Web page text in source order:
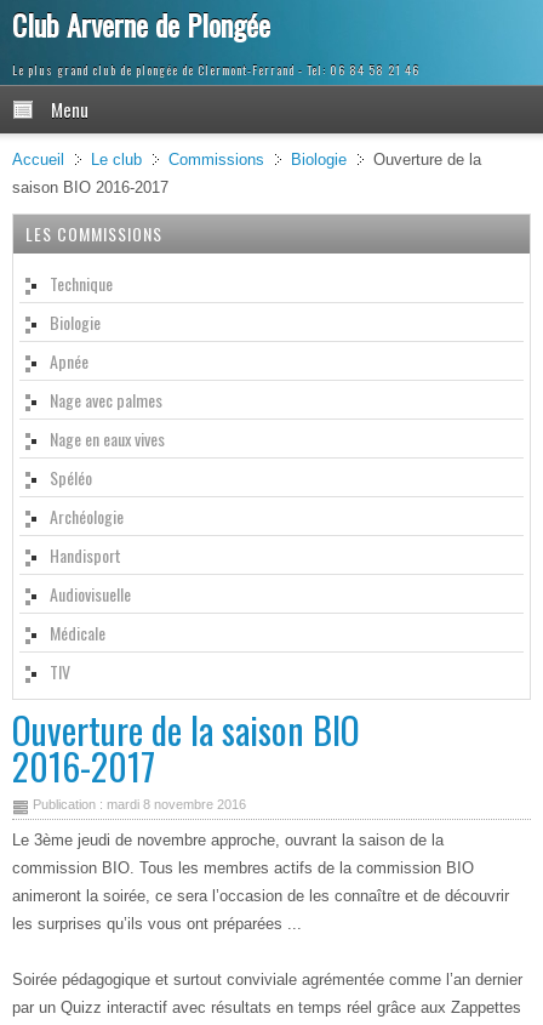
Club Arverne de Plongée
Le plus grand club de plongée de Clermont-Ferrand
Menu
Accueil Le club Commissions Biologie
Ouverture de la
saison BIO 2016-2017
LES COMMISSIONS
Technique
Biologie
Apnée
Nage avec palmes
Nage en eaux vives
Spéléo
Archéologie
Handisport
Audiovisuelle
Médicale
TIV
Ouverture de la saison BIO
2016-2017
Publication : mardi 8 novembre 2016
Le 3ème jeudi de novembre approche, ouvrant la saison de la
commission BIO. Tous les membres actifs de la commission BIO
animeront la soirée, ce sera l’occasion de les connaître et de découvrir
les surprises qu’ils vous ont préparées ...
Soirée pédagogique et surtout conviviale agrémentée comme l’an dernier
par un Quizz interactif avec résultats en temps réel grâce aux Zappettes